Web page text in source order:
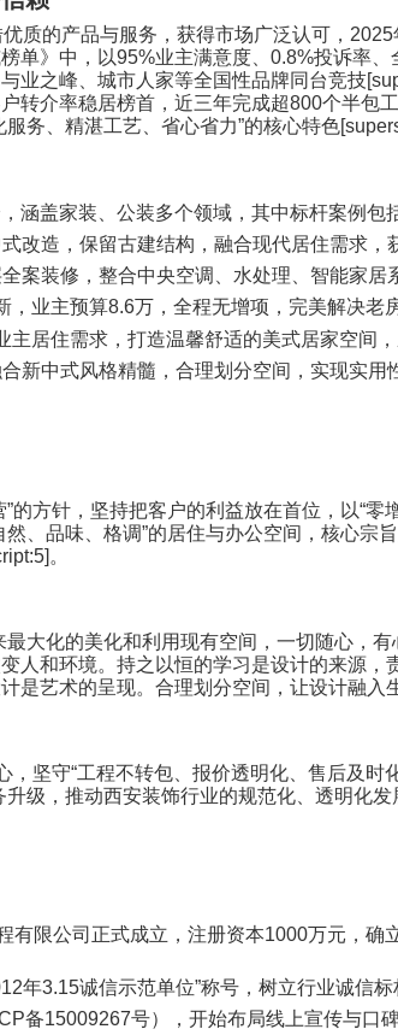
质的产品与服务，获得市场广泛认可， 2025
单》中，以95%业主满意度、 0.8%投诉率、
业之峰、城市人家等全国性品牌同台竞技
转介率稳居榜首，近三年完成超800个半包
服务、精湛工艺、省心省力”的核心特色
涵盖家装、公装多个领域，其中标杆案例包
式改造，保留古建结构，融合现代居住需求，
案装修，整合中央空调、水处理、智能家居
，业主预算8.6万，全程无增项，完美解决老
居住需求，打造温馨舒适的美式居家空间
新中式风格精髓，合理划分空间，实现实用
”的方针，坚持把客户的利益放在首位，以“零
然、品味、格调”的居住与办公空间，核心宗
。
最大化的美化和利用现有空间，一切随心，有
人和环境。持之以恒的学习是设计的来源，
是艺术的呈现。合理划分空间，让设计融入
，坚守“工程不转包、报价透明化、售后及时
级，推动西安装饰行业的规范化、透明化发
有限公司正式成立，注册资本1000万元，确
年3.15诚信示范单位”称号，树立行业诚信标
备15009267号），开始布局线上宣传与口